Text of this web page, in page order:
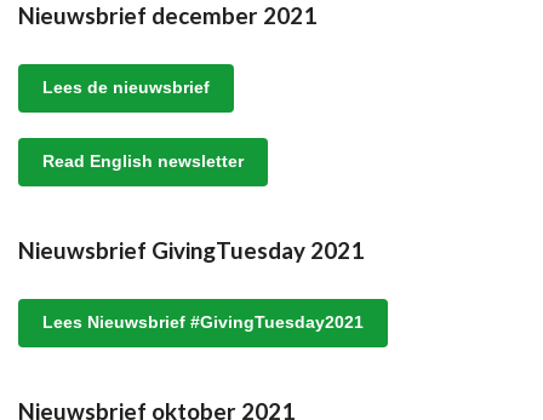
Nieuwsbrief december 2021
Lees de nieuwsbrief
Read English newsletter
Nieuwsbrief GivingTuesday 2021
Lees Nieuwsbrief #GivingTuesday2021
Nieuwsbrief oktober 2021